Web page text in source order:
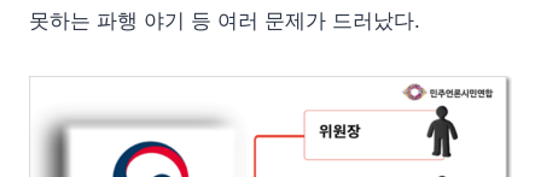
못하는 파행 야기 등 여러 문제가 드러났다.